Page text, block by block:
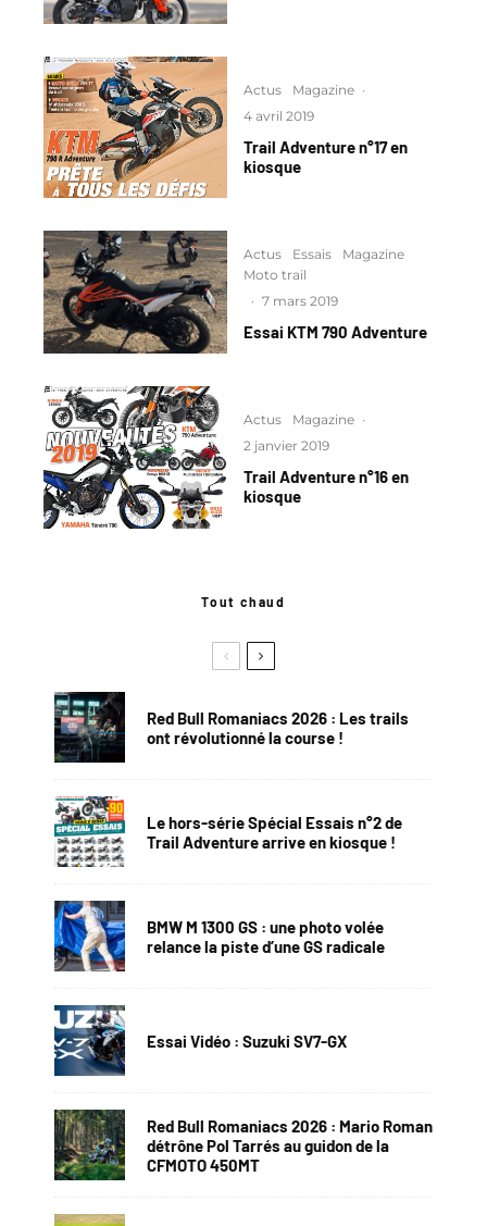
Actus Magazine ·
4 avril 2019
Trail Adventure n°17 en
kiosque
Actus Essais
Magazine
Moto trail
· 7 mars 2019
Essai KTM 790 Adventure
Actus Magazine ·
2 janvier 2019
Trail Adventure n°16 en
kiosque
Tout chaud
Red Bull Romaniacs 2026 : Les trails
ont révolutionné la course !
Le hors-série Spécial Essais n°2 de
Trail Adventure arrive en kiosque !
BMW M 1300 GS : une photo volée
relance la piste d’une GS radicale
Essai Vidéo : Suzuki SV7-GX
Red Bull Romaniacs 2026 : Mario Roman
détrône Pol Tarrés au guidon de la
CFMOTO 450MT